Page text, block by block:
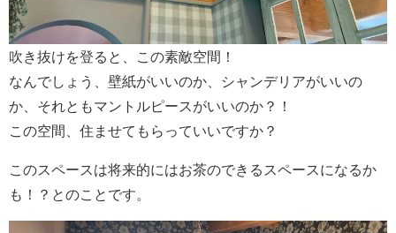
吹き抜けを登ると、この素敵空間！
なんでしょう、壁紙がいいのか、シャンデリアがいいの
か、それともマントルピースがいいのか？！
この空間、住ませてもらっていいですか？
このスペースは将来的にはお茶のできるスペースになるか
も！？とのことです。